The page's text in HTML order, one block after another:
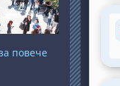
повече